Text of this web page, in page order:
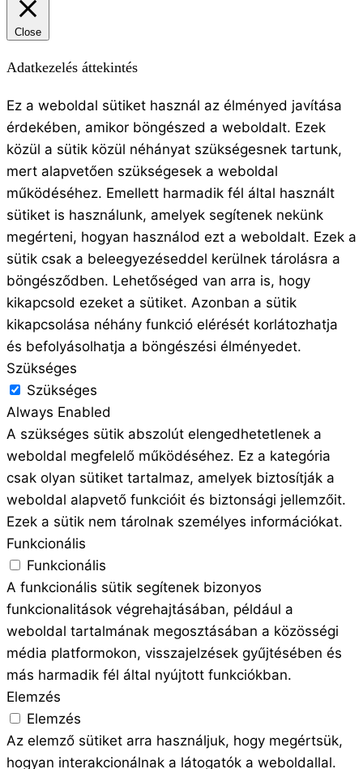
Close
Adatkezelés áttekintés
Ez a weboldal sütiket használ az élményed javítása
érdekében, amikor böngészed a weboldalt. Ezek
közül a sütik közül néhányat szükségesnek tartunk,
mert alapvetően szükségesek a weboldal
működéséhez. Emellett harmadik fél által használt
sütiket is használunk, amelyek segítenek nekünk
megérteni, hogyan használod ezt a weboldalt. Ezek a
sütik csak a beleegyezéseddel kerülnek tárolásra a
böngésződben. Lehetőséged van arra is, hogy
kikapcsold ezeket a sütiket. Azonban a sütik
kikapcsolása néhány funkció elérését korlátozhatja
és befolyásolhatja a böngészési élményedet.
Szükséges
Szükséges
Always Enabled
A szükséges sütik abszolút elengedhetetlenek a
weboldal megfelelő működéséhez. Ez a kategória
csak olyan sütiket tartalmaz, amelyek biztosítják a
weboldal alapvető funkcióit és biztonsági jellemzőit.
Ezek a sütik nem tárolnak személyes információkat.
Funkcionális
Funkcionális
A funkcionális sütik segítenek bizonyos
funkcionalitások végrehajtásában, például a
weboldal tartalmának megosztásában a közösségi
média platformokon, visszajelzések gyűjtésében és
más harmadik fél által nyújtott funkciókban.
Elemzés
Elemzés
Az elemző sütiket arra használjuk, hogy megértsük,
hogyan interakcionálnak a látogatók a weboldallal.